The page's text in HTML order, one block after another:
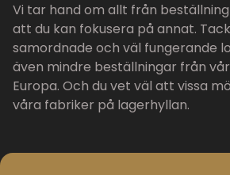
Vi tar hand om allt från
att du kan fokusera på annat.
samordnade och väl fungerande
även mindre beställningar från
Europa. Och du vet väl att vissa
våra fabriker på lagerhyllan.